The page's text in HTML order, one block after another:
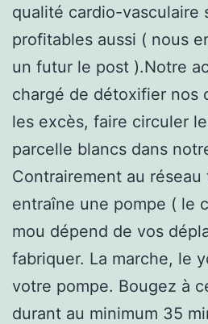
qualité cardio-vasculaire
profitables aussi ( nous
un futur le post ).Notre
chargé de détoxifier nos
les excès, faire circuler
parcelle blancs dans
Contrairement au
entraîne une pompe ( le
mou dépend de vos
fabriquer. La marche, le
votre pompe. Bougez à
durant au minimum 35